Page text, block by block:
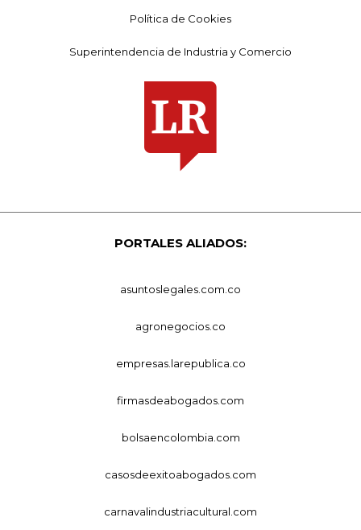
Política de Cookies
Superintendencia de Industria y Comercio
PORTALES ALIADOS:
asuntoslegales.com.co
agronegocios.co
empresas.larepublica.co
firmasdeabogados.com
bolsaencolombia.com
casosdeexitoabogados.com
carnavalindustriacultural.com